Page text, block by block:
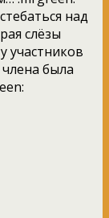
над
слёзы
участников
была